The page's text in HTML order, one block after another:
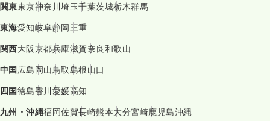
関東東京神奈川埼玉千葉茨城栃木群馬
東海愛知岐阜静岡三重
関西大阪京都兵庫滋賀奈良和歌山
中国広島岡山鳥取島根山口
四国徳島香川愛媛高知
九州・沖縄福岡佐賀長崎熊本大分宮崎鹿児島沖縄